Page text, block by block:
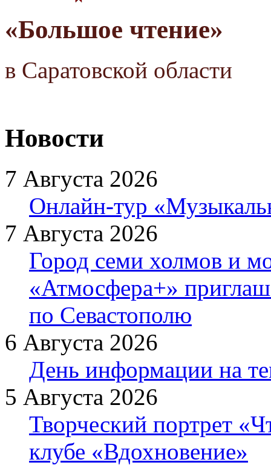
«Большое чтение»
в Саратовской области
Новости
7 Августа 2026
Онлайн-тур
7 Августа 2026
Город семи холмов и
«Атмосфера+»
по Севастополю
6 Августа 2026
День информации на
5 Августа 2026
Творческий портрет
клубе «Вдохновение»